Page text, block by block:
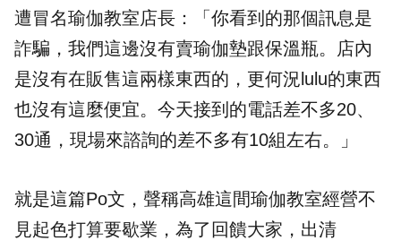
遭冒名瑜伽教室店長：「你看到的那個訊息是
詐騙，我們這邊沒有賣瑜伽墊跟保溫瓶。店內
是沒有在販售這兩樣東西的，更何況lulu的東西
也沒有這麼便宜。今天接到的電話差不多20、
30通，現場來諮詢的差不多有10組左右。」
就是這篇Po文，聲稱高雄這間瑜伽教室經營不
見起色打算要歇業，為了回饋大家，出清